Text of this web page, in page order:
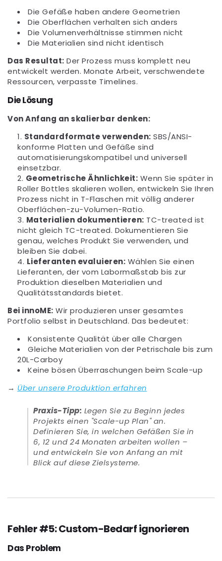
Die Gefäße haben andere Geometrien
Die Oberflächen verhalten sich anders
Die Volumenverhältnisse stimmen nicht
Die Materialien sind nicht identisch
Das Resultat: Der Prozess muss komplett neu
entwickelt werden. Monate Arbeit, verschwendete
Ressourcen, verpasste Timelines.
Die Lösung
Von Anfang an skalierbar denken:
Standardformate verwenden: SBS/ANSI-
konforme Platten und Gefäße sind
automatisierungskompatibel und universell
einsetzbar.
Geometrische Ähnlichkeit: Wenn Sie später in
Roller Bottles skalieren wollen, entwickeln Sie Ihren
Prozess nicht in T-Flaschen mit völlig anderer
Oberflächen-zu-Volumen-Ratio.
Materialien dokumentieren: TC-treated ist
nicht gleich TC-treated. Dokumentieren Sie
genau, welches Produkt Sie verwenden, und
bleiben Sie dabei.
Lieferanten evaluieren: Wählen Sie einen
Lieferanten, der vom Labormaßstab bis zur
Produktion dieselben Materialien und
Qualitätsstandards bietet.
Bei innoME: Wir produzieren unser gesamtes
Portfolio selbst in Deutschland. Das bedeutet:
Konsistente Qualität über alle Chargen
Gleiche Materialien von der Petrischale bis zum
20L-Carboy
Keine bösen Überraschungen beim Scale-up
→ Über unsere Produktion erfahren
Praxis-Tipp: Legen Sie zu Beginn jedes
Projekts einen "Scale-up Plan" an.
Definieren Sie, in welchen Gefäßen Sie in
6, 12 und 24 Monaten arbeiten wollen –
und entwickeln Sie von Anfang an mit
Blick auf diese Zielsysteme.
Fehler #5: Custom-Bedarf ignorieren
Das Problem